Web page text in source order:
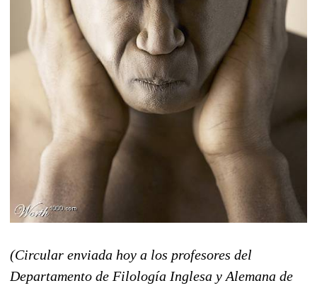
(Circular enviada hoy a los profesores del
Departamento de Filología Inglesa y Alemana de